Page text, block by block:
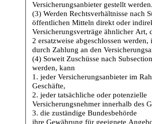
Versicherungsanbieter gestellt werden.
(3) Werden Rechtsverhältnisse nach
öffentlichen Mitteln direkt oder
Versicherungsverträge ähnlicher Art,
2 ersatzweise abgeschlossen
durch Zahlung an den
(4) Soweit Zuschüsse nach
werden, kann
1. jeder Versicherungsanbieter im
Geschäfte,
2. jeder tatsächliche oder potenzielle
Versicherungsnehmer innerhalb des
3. die zuständige Bundesbehörde
ihre Gewährung für geeignete